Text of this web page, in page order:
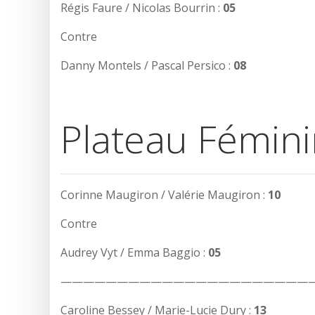
Régis Faure / Nicolas Bourrin : 05
Contre
Danny Montels / Pascal Persico : 08
Plateau
Corinne Maugiron / Valérie Maugiron : 10
Contre
Audrey Vyt / Emma Baggio : 05
Caroline Bessey / Marie-Lucie Dury : 13